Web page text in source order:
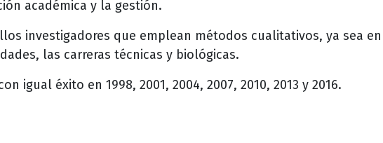
académica y la gestión.
investigadores que emplean métodos cualitativos, ya sea en
las carreras técnicas y biológicas.
igual éxito en 1998, 2001, 2004, 2007, 2010, 2013 y 2016.